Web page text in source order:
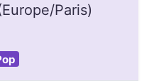
Europe/Paris)